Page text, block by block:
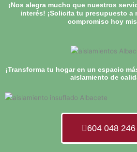
¡Nos alegra mucho que nuestros
interés! ¡Solicita tu presupuesto a
compromiso hoy
¡Transforma tu hogar en un espacio
aislamiento de
604 048 246